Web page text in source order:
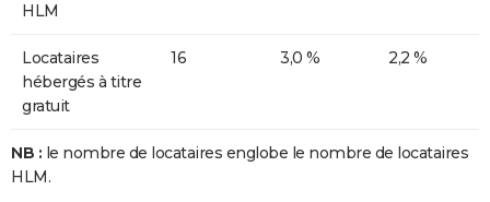
HLM
Locataires
hébergés à titre
gratuit
16 3,0 % 2,2 %
NB : le nombre de locataires englobe le nombre de locataires
HLM.